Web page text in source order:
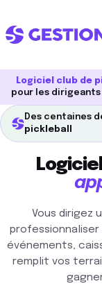
Logiciel club de
pour les
Des centaines
pickleball
Vous dirigez
professionnaliser
événements,
remplit vos